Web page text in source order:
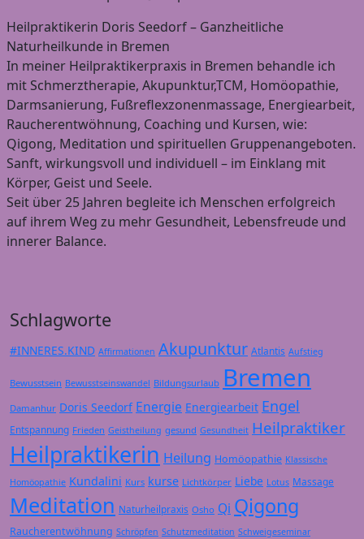
Heilpraktikerin Doris Seedorf – Ganzheitliche
Naturheilkunde in Bremen
In meiner Heilpraktikerpraxis in Bremen behandle ich
mit Schmerztherapie, Akupunktur,TCM, Homöopathie,
Darmsanierung, Fußreflexzonenmassage, Energiearbeit,
Raucherentwöhnung, Coaching und Kursen, wie:
Qigong, Meditation und spirituellen Gruppenangeboten.
Sanft, wirkungsvoll und individuell – im Einklang mit
Körper, Geist und Seele.
Seit über 25 Jahren begleite ich Menschen erfolgreich
auf ihrem Weg zu mehr Gesundheit, Lebensfreude und
innerer Balance.
Schlagworte
#INNERES.KIND Affirmationen Akupunktur Atlantis Aufstieg
Bewusstsein Bewusstseinswandel Bildungsurlaub Bremen
Damanhur Doris Seedorf Energie Energiearbeit Engel
Entspannung Frieden Geistheilung gesund Gesundheit Heilpraktiker
Heilpraktikerin Heilung Homöopathie Klassische
Homöopathie Kundalini Kurs kurse Lichtkörper Liebe Lotus Massage
Meditation Naturheilpraxis Osho Qi Qigong
Raucherentwöhnung Schröpfen Schutzmeditation Schweigeseminar